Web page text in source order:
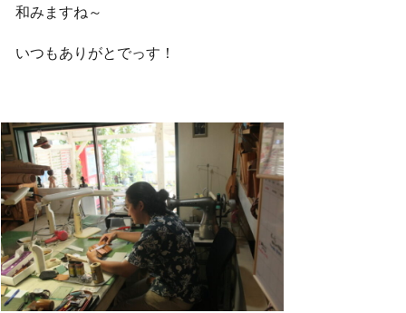
和みますね～
いつもありがとでっす！